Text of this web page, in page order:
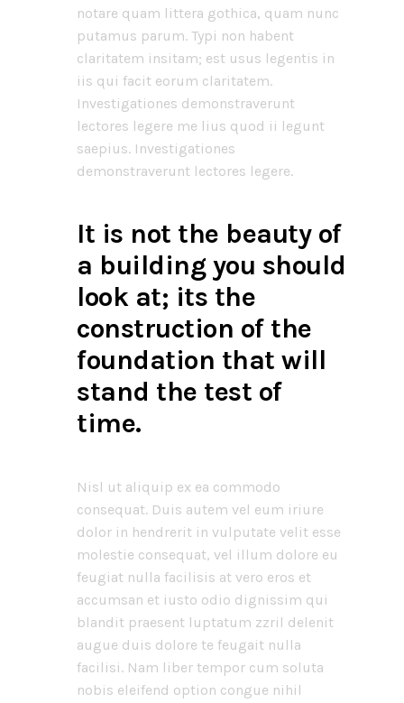
notare quam littera gothica, quam nunc
putamus parum. Typi non habent
claritatem insitam; est usus legentis in
iis qui facit eorum claritatem.
Investigationes demonstraverunt
lectores legere me lius quod ii legunt
saepius. Investigationes
demonstraverunt lectores legere.
It is not the beauty of
a building you should
look at; its the
construction of the
foundation that will
stand the test of
time.
Nisl ut aliquip ex ea commodo
consequat. Duis autem vel eum iriure
dolor in hendrerit in vulputate velit esse
molestie consequat, vel illum dolore eu
feugiat nulla facilisis at vero eros et
accumsan et iusto odio dignissim qui
blandit praesent luptatum zzril delenit
augue duis dolore te feugait nulla
facilisi. Nam liber tempor cum soluta
nobis eleifend option congue nihil